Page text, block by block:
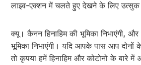
लाइव-एक्शन में चलते हुए देखने के लिए उत्सुक
क्यू। कैनन हिनाहिम की भूमिका निभाएंगी, और
भूमिका निभाएंगी। यदि आपके पास आप दोनों
तो कृपया हमें हिनाहिम और कोटोनो के बारे में